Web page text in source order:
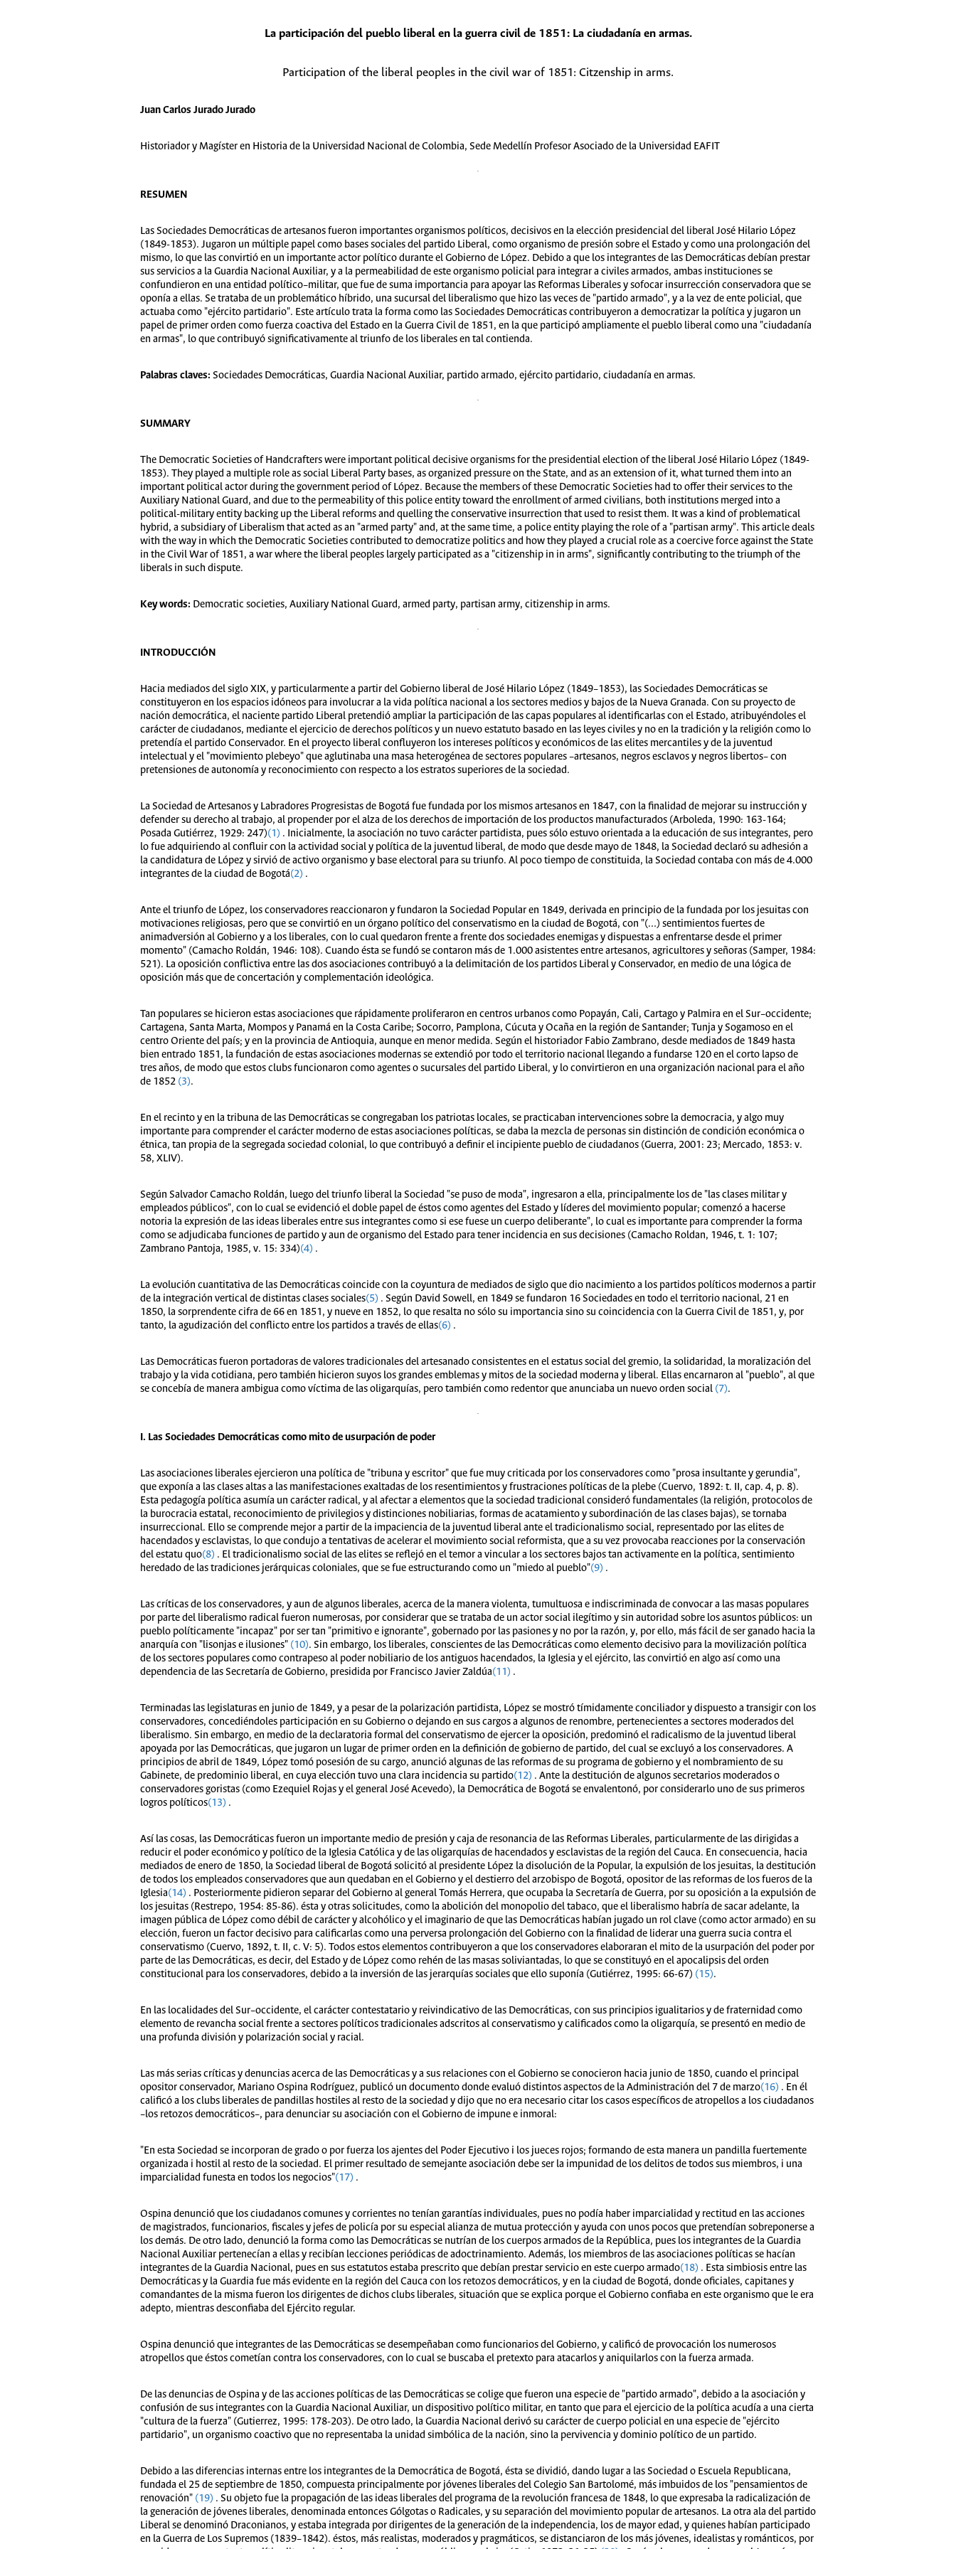
La participación del pueblo liberal en la guerra civil de 1851: La ciudadanía en armas.
Participation of the liberal peoples in the civil war of 1851: Citzenship in arms.
Juan Carlos Jurado Jurado
Historiador y Magíster en Historia de la Universidad Nacional de Colombia, Sede Medellín Profesor Asociado de la Universidad EAFIT
RESUMEN
Las Sociedades Democráticas de artesanos fueron importantes organismos políticos, decisivos en la elección presidencial del liberal José Hilario López
(1849-1853). Jugaron un múltiple papel como bases sociales del partido Liberal, como organismo de presión sobre el Estado y como una prolongación del
mismo, lo que las convirtió en un importante actor político durante el Gobierno de López. Debido a que los integrantes de las Democráticas debían prestar
sus servicios a la Guardia Nacional Auxiliar, y a la permeabilidad de este organismo policial para integrar a civiles armados, ambas instituciones se
confundieron en una entidad político–militar, que fue de suma importancia para apoyar las Reformas Liberales y sofocar insurrección conservadora que se
oponía a ellas. Se trataba de un problemático híbrido, una sucursal del liberalismo que hizo las veces de "partido armado", y a la vez de ente policial, que
actuaba como "ejército partidario". Este artículo trata la forma como las Sociedades Democráticas contribuyeron a democratizar la política y jugaron un
papel de primer orden como fuerza coactiva del Estado en la Guerra Civil de 1851, en la que participó ampliamente el pueblo liberal como una "ciudadanía
en armas", lo que contribuyó significativamente al triunfo de los liberales en tal contienda.
Palabras claves: Sociedades Democráticas, Guardia Nacional Auxiliar, partido armado, ejército partidario, ciudadanía en armas.
SUMMARY
The Democratic Societies of Handcrafters were important political decisive organisms for the presidential election of the liberal José Hilario López (1849-
1853). They played a multiple role as social Liberal Party bases, as organized pressure on the State, and as an extension of it, what turned them into an
important political actor during the government period of López. Because the members of these Democratic Societies had to offer their services to the
Auxiliary National Guard, and due to the permeability of this police entity toward the enrollment of armed civilians, both institutions merged into a
political-military entity backing up the Liberal reforms and quelling the conservative insurrection that used to resist them. It was a kind of problematical
hybrid, a subsidiary of Liberalism that acted as an "armed party" and, at the same time, a police entity playing the role of a "partisan army". This article deals
with the way in which the Democratic Societies contributed to democratize politics and how they played a crucial role as a coercive force against the State
in the Civil War of 1851, a war where the liberal peoples largely participated as a "citizenship in in arms", significantly contributing to the triumph of the
liberals in such dispute.
Key words: Democratic societies, Auxiliary National Guard, armed party, partisan army, citizenship in arms.
INTRODUCCIÓN
Hacia mediados del siglo XIX, y particularmente a partir del Gobierno liberal de José Hilario López (1849–1853), las Sociedades Democráticas se
constituyeron en los espacios idóneos para involucrar a la vida política nacional a los sectores medios y bajos de la Nueva Granada. Con su proyecto de
nación democrática, el naciente partido Liberal pretendió ampliar la participación de las capas populares al identificarlas con el Estado, atribuyéndoles el
carácter de ciudadanos, mediante el ejercicio de derechos políticos y un nuevo estatuto basado en las leyes civiles y no en la tradición y la religión como lo
pretendía el partido Conservador. En el proyecto liberal confluyeron los intereses políticos y económicos de las elites mercantiles y de la juventud
intelectual y el "movimiento plebeyo" que aglutinaba una masa heterogénea de sectores populares –artesanos, negros esclavos y negros libertos– con
pretensiones de autonomía y reconocimiento con respecto a los estratos superiores de la sociedad.
La Sociedad de Artesanos y Labradores Progresistas de Bogotá fue fundada por los mismos artesanos en 1847, con la finalidad de mejorar su instrucción y
defender su derecho al trabajo, al propender por el alza de los derechos de importación de los productos manufacturados (Arboleda, 1990: 163-164;
Posada Gutiérrez, 1929: 247)(1) . Inicialmente, la asociación no tuvo carácter partidista, pues sólo estuvo orientada a la educación de sus integrantes, pero
lo fue adquiriendo al confluir con la actividad social y política de la juventud liberal, de modo que desde mayo de 1848, la Sociedad declaró su adhesión a
la candidatura de López y sirvió de activo organismo y base electoral para su triunfo. Al poco tiempo de constituida, la Sociedad contaba con más de 4.000
integrantes de la ciudad de Bogotá(2) .
Ante el triunfo de López, los conservadores reaccionaron y fundaron la Sociedad Popular en 1849, derivada en principio de la fundada por los jesuitas con
motivaciones religiosas, pero que se convirtió en un órgano político del conservatismo en la ciudad de Bogotá, con "(…) sentimientos fuertes de
animadversión al Gobierno y a los liberales, con lo cual quedaron frente a frente dos sociedades enemigas y dispuestas a enfrentarse desde el primer
momento" (Camacho Roldán, 1946: 108). Cuando ésta se fundó se contaron más de 1.000 asistentes entre artesanos, agricultores y señoras (Samper, 1984:
521). La oposición conflictiva entre las dos asociaciones contribuyó a la delimitación de los partidos Liberal y Conservador, en medio de una lógica de
oposición más que de concertación y complementación ideológica.
Tan populares se hicieron estas asociaciones que rápidamente proliferaron en centros urbanos como Popayán, Cali, Cartago y Palmira en el Sur–occidente;
Cartagena, Santa Marta, Mompos y Panamá en la Costa Caribe; Socorro, Pamplona, Cúcuta y Ocaña en la región de Santander; Tunja y Sogamoso en el
centro Oriente del país; y en la provincia de Antioquia, aunque en menor medida. Según el historiador Fabio Zambrano, desde mediados de 1849 hasta
bien entrado 1851, la fundación de estas asociaciones modernas se extendió por todo el territorio nacional llegando a fundarse 120 en el corto lapso de
tres años, de modo que estos clubs funcionaron como agentes o sucursales del partido Liberal, y lo convirtieron en una organización nacional para el año
de 1852 (3).
En el recinto y en la tribuna de las Democráticas se congregaban los patriotas locales, se practicaban intervenciones sobre la democracia, y algo muy
importante para comprender el carácter moderno de estas asociaciones políticas, se daba la mezcla de personas sin distinción de condición económica o
étnica, tan propia de la segregada sociedad colonial, lo que contribuyó a definir el incipiente pueblo de ciudadanos (Guerra, 2001: 23; Mercado, 1853: v.
58, XLIV).
Según Salvador Camacho Roldán, luego del triunfo liberal la Sociedad "se puso de moda", ingresaron a ella, principalmente los de "las clases militar y
empleados públicos", con lo cual se evidenció el doble papel de éstos como agentes del Estado y líderes del movimiento popular; comenzó a hacerse
notoria la expresión de las ideas liberales entre sus integrantes como si ese fuese un cuerpo deliberante", lo cual es importante para comprender la forma
como se adjudicaba funciones de partido y aun de organismo del Estado para tener incidencia en sus decisiones (Camacho Roldan, 1946, t. 1: 107;
Zambrano Pantoja, 1985, v. 15: 334)(4) .
La evolución cuantitativa de las Democráticas coincide con la coyuntura de mediados de siglo que dio nacimiento a los partidos políticos modernos a partir
de la integración vertical de distintas clases sociales(5) . Según David Sowell, en 1849 se fundaron 16 Sociedades en todo el territorio nacional, 21 en
1850, la sorprendente cifra de 66 en 1851, y nueve en 1852, lo que resalta no sólo su importancia sino su coincidencia con la Guerra Civil de 1851, y, por
tanto, la agudización del conflicto entre los partidos a través de ellas(6) .
Las Democráticas fueron portadoras de valores tradicionales del artesanado consistentes en el estatus social del gremio, la solidaridad, la moralización del
trabajo y la vida cotidiana, pero también hicieron suyos los grandes emblemas y mitos de la sociedad moderna y liberal. Ellas encarnaron al "pueblo", al que
se concebía de manera ambigua como víctima de las oligarquías, pero también como redentor que anunciaba un nuevo orden social (7).
I. Las Sociedades Democráticas como mito de usurpación de poder
Las asociaciones liberales ejercieron una política de "tribuna y escritor" que fue muy criticada por los conservadores como "prosa insultante y gerundia",
que exponía a las clases altas a las manifestaciones exaltadas de los resentimientos y frustraciones políticas de la plebe (Cuervo, 1892: t. II, cap. 4, p. 8).
Esta pedagogía política asumía un carácter radical, y al afectar a elementos que la sociedad tradicional consideró fundamentales (la religión, protocolos de
la burocracia estatal, reconocimiento de privilegios y distinciones nobiliarias, formas de acatamiento y subordinación de las clases bajas), se tornaba
insurreccional. Ello se comprende mejor a partir de la impaciencia de la juventud liberal ante el tradicionalismo social, representado por las elites de
hacendados y esclavistas, lo que condujo a tentativas de acelerar el movimiento social reformista, que a su vez provocaba reacciones por la conservación
del estatu quo(8) . El tradicionalismo social de las elites se reflejó en el temor a vincular a los sectores bajos tan activamente en la política, sentimiento
heredado de las tradiciones jerárquicas coloniales, que se fue estructurando como un "miedo al pueblo"(9) .
Las críticas de los conservadores, y aun de algunos liberales, acerca de la manera violenta, tumultuosa e indiscriminada de convocar a las masas populares
por parte del liberalismo radical fueron numerosas, por considerar que se trataba de un actor social ilegítimo y sin autoridad sobre los asuntos públicos: un
pueblo políticamente "incapaz" por ser tan "primitivo e ignorante", gobernado por las pasiones y no por la razón, y, por ello, más fácil de ser ganado hacia la
anarquía con "lisonjas e ilusiones" (10). Sin embargo, los liberales, conscientes de las Democráticas como elemento decisivo para la movilización política
de los sectores populares como contrapeso al poder nobiliario de los antiguos hacendados, la Iglesia y el ejército, las convirtió en algo así como una
dependencia de las Secretaría de Gobierno, presidida por Francisco Javier Zaldúa(11) .
Terminadas las legislaturas en junio de 1849, y a pesar de la polarización partidista, López se mostró tímidamente conciliador y dispuesto a transigir con los
conservadores, concediéndoles participación en su Gobierno o dejando en sus cargos a algunos de renombre, pertenecientes a sectores moderados del
liberalismo. Sin embargo, en medio de la declaratoria formal del conservatismo de ejercer la oposición, predominó el radicalismo de la juventud liberal
apoyada por las Democráticas, que jugaron un lugar de primer orden en la definición de gobierno de partido, del cual se excluyó a los conservadores. A
principios de abril de 1849, López tomó posesión de su cargo, anunció algunas de las reformas de su programa de gobierno y el nombramiento de su
Gabinete, de predominio liberal, en cuya elección tuvo una clara incidencia su partido(12) . Ante la destitución de algunos secretarios moderados o
conservadores goristas (como Ezequiel Rojas y el general José Acevedo), la Democrática de Bogotá se envalentonó, por considerarlo uno de sus primeros
logros políticos(13) .
Así las cosas, las Democráticas fueron un importante medio de presión y caja de resonancia de las Reformas Liberales, particularmente de las dirigidas a
reducir el poder económico y político de la Iglesia Católica y de las oligarquías de hacendados y esclavistas de la región del Cauca. En consecuencia, hacia
mediados de enero de 1850, la Sociedad liberal de Bogotá solicitó al presidente López la disolución de la Popular, la expulsión de los jesuitas, la destitución
de todos los empleados conservadores que aun quedaban en el Gobierno y el destierro del arzobispo de Bogotá, opositor de las reformas de los fueros de la
Iglesia(14) . Posteriormente pidieron separar del Gobierno al general Tomás Herrera, que ocupaba la Secretaría de Guerra, por su oposición a la expulsión de
los jesuitas (Restrepo, 1954: 85-86). ésta y otras solicitudes, como la abolición del monopolio del tabaco, que el liberalismo habría de sacar adelante, la
imagen pública de López como débil de carácter y alcohólico y el imaginario de que las Democráticas habían jugado un rol clave (como actor armado) en su
elección, fueron un factor decisivo para calificarlas como una perversa prolongación del Gobierno con la finalidad de liderar una guerra sucia contra el
conservatismo (Cuervo, 1892, t. II, c. V: 5). Todos estos elementos contribuyeron a que los conservadores elaboraran el mito de la usurpación del poder por
parte de las Democráticas, es decir, del Estado y de López como rehén de las masas soliviantadas, lo que se constituyó en el apocalipsis del orden
constitucional para los conservadores, debido a la inversión de las jerarquías sociales que ello suponía (Gutiérrez, 1995: 66-67) (15).
En las localidades del Sur–occidente, el carácter contestatario y reivindicativo de las Democráticas, con sus principios igualitarios y de fraternidad como
elemento de revancha social frente a sectores políticos tradicionales adscritos al conservatismo y calificados como la oligarquía, se presentó en medio de
una profunda división y polarización social y racial.
Las más serias críticas y denuncias acerca de las Democráticas y a sus relaciones con el Gobierno se conocieron hacia junio de 1850, cuando el principal
opositor conservador, Mariano Ospina Rodríguez, publicó un documento donde evaluó distintos aspectos de la Administración del 7 de marzo(16) . En él
calificó a los clubs liberales de pandillas hostiles al resto de la sociedad y dijo que no era necesario citar los casos específicos de atropellos a los ciudadanos
–los retozos democráticos–, para denunciar su asociación con el Gobierno de impune e inmoral:
"En esta Sociedad se incorporan de grado o por fuerza los ajentes del Poder Ejecutivo i los jueces rojos; formando de esta manera un pandilla fuertemente
organizada i hostil al resto de la sociedad. El primer resultado de semejante asociación debe ser la impunidad de los delitos de todos sus miembros, i una
imparcialidad funesta en todos los negocios"(17) .
Ospina denunció que los ciudadanos comunes y corrientes no tenían garantías individuales, pues no podía haber imparcialidad y rectitud en las acciones
de magistrados, funcionarios, fiscales y jefes de policía por su especial alianza de mutua protección y ayuda con unos pocos que pretendían sobreponerse a
los demás. De otro lado, denunció la forma como las Democráticas se nutrían de los cuerpos armados de la República, pues los integrantes de la Guardia
Nacional Auxiliar pertenecían a ellas y recibían lecciones periódicas de adoctrinamiento. Además, los miembros de las asociaciones políticas se hacían
integrantes de la Guardia Nacional, pues en sus estatutos estaba prescrito que debían prestar servicio en este cuerpo armado(18) . Esta simbiosis entre las
Democráticas y la Guardia fue más evidente en la región del Cauca con los retozos democráticos, y en la ciudad de Bogotá, donde oficiales, capitanes y
comandantes de la misma fueron los dirigentes de dichos clubs liberales, situación que se explica porque el Gobierno confiaba en este organismo que le era
adepto, mientras desconfiaba del Ejército regular.
Ospina denunció que integrantes de las Democráticas se desempeñaban como funcionarios del Gobierno, y calificó de provocación los numerosos
atropellos que éstos cometían contra los conservadores, con lo cual se buscaba el pretexto para atacarlos y aniquilarlos con la fuerza armada.
De las denuncias de Ospina y de las acciones políticas de las Democráticas se colige que fueron una especie de "partido armado", debido a la asociación y
confusión de sus integrantes con la Guardia Nacional Auxiliar, un dispositivo político militar, en tanto que para el ejercicio de la política acudía a una cierta
"cultura de la fuerza" (Gutierrez, 1995: 178-203). De otro lado, la Guardia Nacional derivó su carácter de cuerpo policial en una especie de "ejército
partidario", un organismo coactivo que no representaba la unidad simbólica de la nación, sino la pervivencia y dominio político de un partido.
Debido a las diferencias internas entre los integrantes de la Democrática de Bogotá, ésta se dividió, dando lugar a las Sociedad o Escuela Republicana,
fundada el 25 de septiembre de 1850, compuesta principalmente por jóvenes liberales del Colegio San Bartolomé, más imbuidos de los "pensamientos de
renovación" (19) . Su objeto fue la propagación de las ideas liberales del programa de la revolución francesa de 1848, lo que expresaba la radicalización de
la generación de jóvenes liberales, denominada entonces Gólgotas o Radicales, y su separación del movimiento popular de artesanos. La otra ala del partido
Liberal se denominó Draconianos, y estaba integrada por dirigentes de la generación de la independencia, los de mayor edad, y quienes habían participado
en la Guerra de Los Supremos (1839–1842). éstos, más realistas, moderados y pragmáticos, se distanciaron de los más jóvenes, idealistas y románticos, por